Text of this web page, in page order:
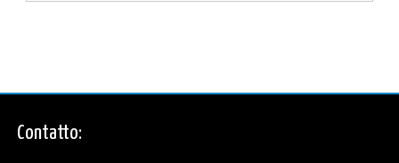
Contatto: